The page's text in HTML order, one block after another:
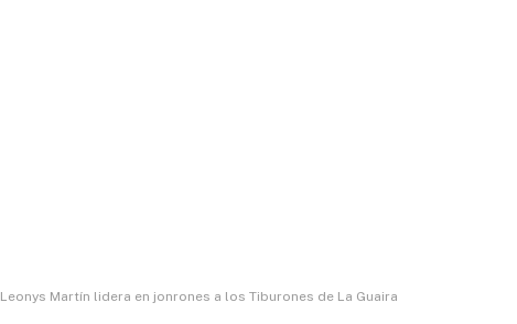
Leonys Martín lidera en jonrones a los Tiburones de La Guaira